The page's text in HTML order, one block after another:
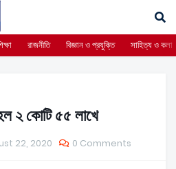
রাজনীতি বিজ্ঞান ও প্রযুক্তি সাহিত্য ও কলা
২ কোটি ৫৫ লাখে
22, 2020 0 Comments